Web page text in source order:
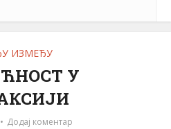
ИЗМЕЂУ
У
Додај коментар